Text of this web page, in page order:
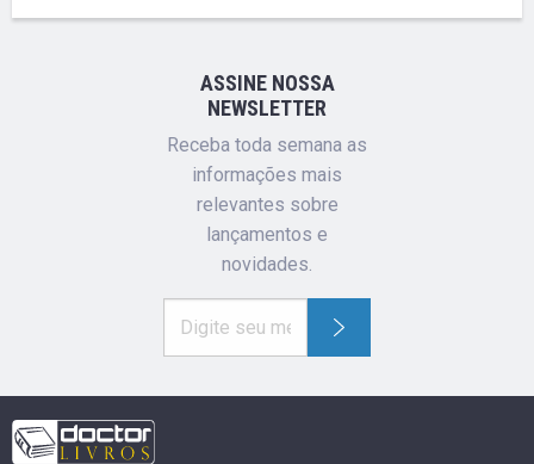
ASSINE NOSSA
NEWSLETTER
Receba toda semana as
informações mais
relevantes sobre
lançamentos e
novidades.